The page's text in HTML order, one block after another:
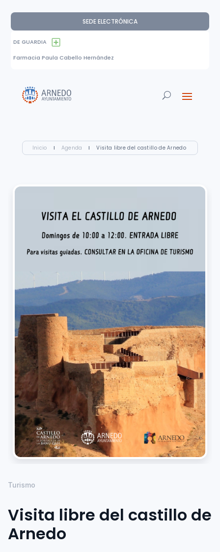
SEDE ELECTRÓNICA
DE GUARDIA
Farmacia Paula Cabello Hernández
Inicio I Agenda I Visita libre del castillo de Arnedo
Turismo
Visita libre del castillo de
Arnedo